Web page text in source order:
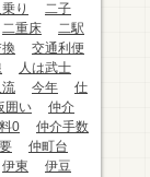
り
二子
二重床
二駅
交通利便
人は武士
流 今年
仕
囲い
仲介
0
仲介手数
仲町台
伊東
伊豆